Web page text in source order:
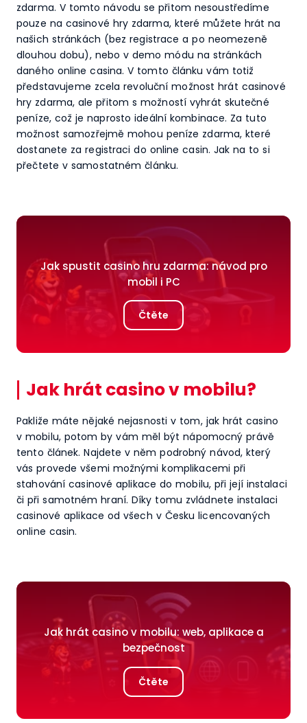
zdarma. V tomto návodu se přitom nesoustředíme
pouze na casinové hry zdarma, které můžete hrát na
našich stránkách (bez registrace a po neomezeně
dlouhou dobu), nebo v demo módu na stránkách
daného online casina. V tomto článku vám totiž
představujeme zcela revoluční možnost hrát casinové
hry zdarma, ale přitom s možností vyhrát skutečné
peníze, což je naprosto ideální kombinace. Za tuto
možnost samozřejmě mohou peníze zdarma, které
dostanete za registraci do online casin. Jak na to si
přečtete v samostatném článku.
Jak spustit casino hru zdarma: návod pro
mobil i PC
Čtěte
Jak hrát casino v mobilu?
Pakliže máte nějaké nejasnosti v tom, jak hrát casino
v mobilu, potom by vám měl být nápomocný právě
tento článek. Najdete v něm podrobný návod, který
vás provede všemi možnými komplikacemi při
stahování casinové aplikace do mobilu, při její instalaci
či při samotném hraní. Díky tomu zvládnete instalaci
casinové aplikace od všech v Česku licencovaných
online casin.
Jak hrát casino v mobilu: web, aplikace a
bezpečnost
Čtěte